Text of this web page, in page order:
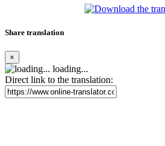
Share translation
×
loading...
Direct link to the translation: